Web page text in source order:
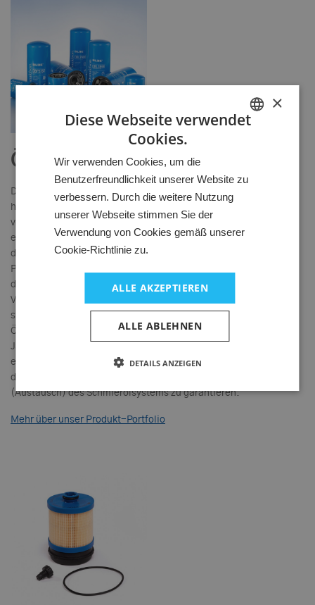
Ölfilter
Die Funktion des Motorölfilters ist es, das Motoröl sauber zu
halten und damit Trockenreibung und Schäden am Motor zu
verhindern. Der Filter sorgt für sauberes, partikelfreies Öl, dass
einen hochwertigen Ölfilm mit guter Schmierfähigkeit zwischen
den verschiedenen Motorteilen bildet. Schadstoffe wie abrasive
Partikel gilt es abzuscheiden, und so eine langfristige Funktion
des Öls zu gewährleisten.
Verschiedene Motoröle und unterschiedliche Anwendungen
stellen natürlich auch unterschiedliche Anforderungen an
Ölfilter, aber ihre grundsätzliche Aufgabe hat sich über die
Jahrzehnte nicht geändert: die Schmierfähigkeit des Öls zu
erhalten, ein hohes Maß an Schadstoffaufnahme zu sichern und
damit eine lange Lebensdauer und weniger häufige Wartung
(Austausch) des Schmierölsystems zu garantieren.
Mehr über unser Produkt-Portfolio
×
Diese Webseite verwendet
Cookies.
Wir verwenden Cookies, um die
Benutzerfreundlichkeit unserer Website zu
verbessern. Durch die weitere Nutzung
unserer Webseite stimmen Sie der
Verwendung von Cookies gemäß unserer
Cookie-Richtlinie zu.
ALLE AKZEPTIEREN
ALLE ABLEHNEN
DETAILS ANZEIGEN